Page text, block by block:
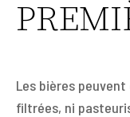
Les bières
filtrées, ni